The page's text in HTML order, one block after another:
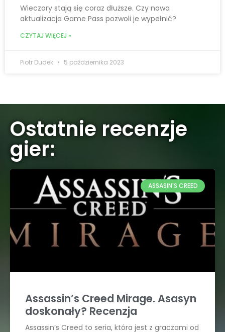
Wieczory stają się coraz dłuższe. Czy nowa
aktualizacja Game Pass pozwoli je wypełnić?
CZYTAJ WIĘCEJ »
Piotr Dudek 5 października 2023
Ostatnie recenzje
gier:
ASSASIN'S CREED
Assassin’s Creed Mirage. Asasyn
doskonały? Recenzja
Assassin’s Creed to seria, która jest z graczami od